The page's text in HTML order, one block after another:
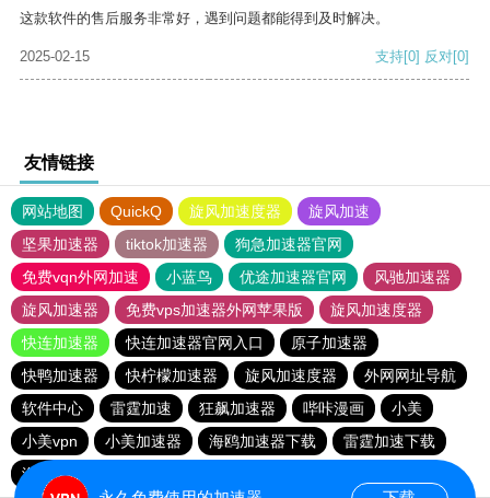
这款软件的售后服务非常好，遇到问题都能得到及时解决。
2025-02-15 支持[0] 反对[0]
友情链接
网站地图 QuickQ 旋风加速度器
旋风加速
坚果加速器
tiktok加速器
狗急加速器官网
免费vqn外网加速
小蓝鸟 优途加速器官网
风驰加速器
旋风加速器
免费vps加速器外网苹果版
旋风加速度器
快连加速器
快连加速器官网入口
原子加速器
快鸭加速器
快柠檬加速器 旋风加速度器
外网网址导航
软件中心
雷霆加速 狂飙加速器 哔咔漫画
小美
小美vpn
小美加速器 海鸥加速器下载
雷霆加速下载
海鸥加速度